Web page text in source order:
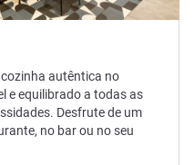
autêntica no
e equilibrado a todas as
Desfrute de um
no bar ou no seu